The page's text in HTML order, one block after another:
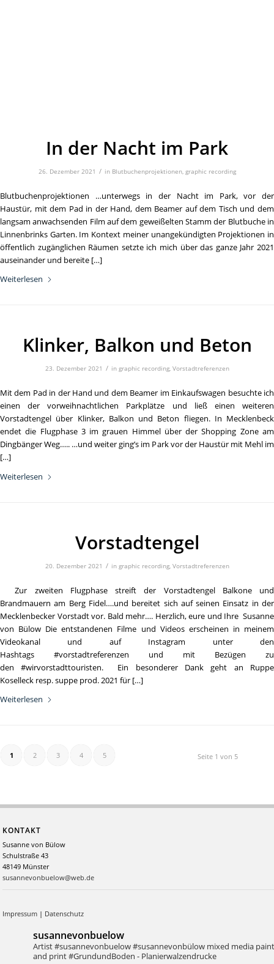
In der Nacht im Park
26. Dezember 2021 / in Blutbuchenprojektionen, graphic recording
Blutbuchenprojektionen …unterwegs in der Nacht im Park, vor der
Haustür, mit dem Pad in der Hand, dem Beamer auf dem Tisch und dem
langsam anwachsenden Film auf dem geweißelten Stamm der Blutbuche in
Linnenbrinks Garten. Im Kontext meiner unangekündigten Projektionen in
öffentlich zugänglichen Räumen setzte ich mich über das ganze Jahr 2021
auseinander und bereite […]
Weiterlesen
Klinker, Balkon und Beton
23. Dezember 2021 / in graphic recording, Vorstadtreferenzen
Mit dem Pad in der Hand und dem Beamer im Einkaufswagen besuchte ich
einen der vorweihnachtlichen Parkplätze und ließ einen weiteren
Vorstadtengel über Klinker, Balkon und Beton fliegen. In Mecklenbeck
endet die Flugphase 3 im grauen Himmel über der Shopping Zone am
Dingbänger Weg….. …und weiter ging’s im Park vor der Haustür mit Mehl im
[…]
Weiterlesen
Vorstadtengel
20. Dezember 2021 / in graphic recording, Vorstadtreferenzen
Zur zweiten Flugphase streift der Vorstadtengel Balkone und
Brandmauern am Berg Fidel….und bereitet sich auf seinen Einsatz in der
Mecklenbecker Vorstadt vor. Bald mehr…. Herzlich, eure und Ihre Susanne
von Bülow Die entstandenen Filme und Videos erscheinen in meinem
Videokanal und auf Instagram unter den
Hashtags #vorstadtreferenzen und mit Bezügen zu
den #wirvorstadttouristen. Ein besonderer Dank geht an Ruppe
Koselleck resp. suppe prod. 2021 für […]
Weiterlesen
Seite 1 von 5
1 2 3 4 5
KONTAKT
Susanne von Bülow
Schulstraße 43
48149 Münster
susannevonbuelow@web.de
Impressum | Datenschutz
susannevonbuelow
Artist #susannevonbuelow #susannevonbülow mixed media paint
and print#GrundundBoden - Planierwalzendrucke